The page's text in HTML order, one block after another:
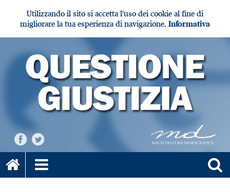
Utilizzando il sito si accetta l'uso dei cookie al fine di
migliorare la tua esperienza di navigazione. Informativa